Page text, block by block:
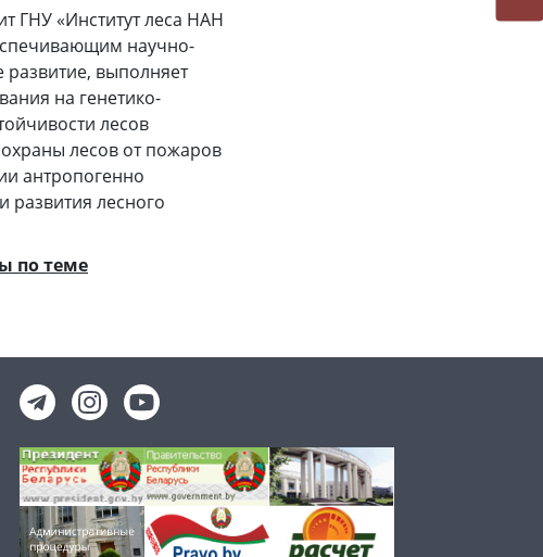
ГНУ «Институт леса НАН
научно-
развитие, выполняет
на генетико-
лесов
лесов от пожаров
антропогенно
лесного
по теме